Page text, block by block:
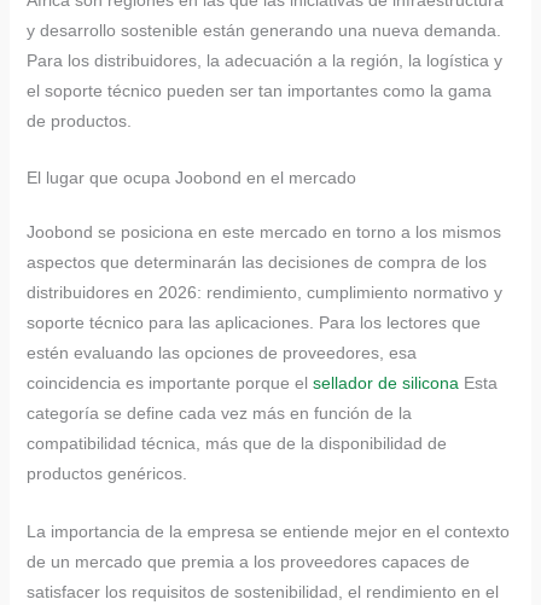
y desarrollo sostenible están generando una nueva demanda.
Para los distribuidores, la adecuación a la región, la logística y
el soporte técnico pueden ser tan importantes como la gama
de productos.
El lugar que ocupa Joobond en el mercado
Joobond se posiciona en este mercado en torno a los mismos
aspectos que determinarán las decisiones de compra de los
distribuidores en 2026: rendimiento, cumplimiento normativo y
soporte técnico para las aplicaciones. Para los lectores que
estén evaluando las opciones de proveedores, esa
coincidencia es importante porque el sellador de siliconaEsta
categoría se define cada vez más en función de la
compatibilidad técnica, más que de la disponibilidad de
productos genéricos.
La importancia de la empresa se entiende mejor en el contexto
de un mercado que premia a los proveedores capaces de
satisfacer los requisitos de sostenibilidad, el rendimiento en el